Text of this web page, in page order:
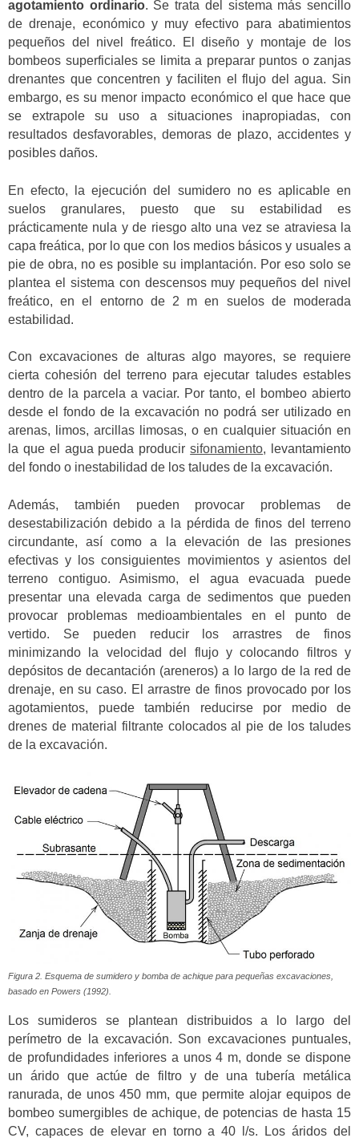
agotamiento ordinario. Se trata del sistema más sencillo
de drenaje, económico y muy efectivo para abatimientos
pequeños del nivel freático. El diseño y montaje de los
bombeos superficiales se limita a preparar puntos o zanjas
drenantes que concentren y faciliten el flujo del agua. Sin
embargo, es su menor impacto económico el que hace que
se extrapole su uso a situaciones inapropiadas, con
resultados desfavorables, demoras de plazo, accidentes y
posibles daños.
En efecto, la ejecución del sumidero no es aplicable en
suelos granulares, puesto que su estabilidad es
prácticamente nula y de riesgo alto una vez se atraviesa la
capa freática, por lo que con los medios básicos y usuales a
pie de obra, no es posible su implantación. Por eso solo se
plantea el sistema con descensos muy pequeños del nivel
freático, en el entorno de 2 m en suelos de moderada
estabilidad.
Con excavaciones de alturas algo mayores, se requiere
cierta cohesión del terreno para ejecutar taludes estables
dentro de la parcela a vaciar. Por tanto, el bombeo abierto
desde el fondo de la excavación no podrá ser utilizado en
arenas, limos, arcillas limosas, o en cualquier situación en
la que el agua pueda producirsifonamiento, levantamiento
del fondo o inestabilidad de los taludes de la excavación.
Además, también pueden provocar problemas de
desestabilización debido a la pérdida de finos del terreno
circundante, así como a la elevación de las presiones
efectivas y los consiguientes movimientos y asientos del
terreno contiguo. Asimismo, el agua evacuada puede
presentar una elevada carga de sedimentos que pueden
provocar problemas medioambientales en el punto de
vertido. Se pueden reducir los arrastres de finos
minimizando la velocidad del flujo y colocando filtros y
depósitos de decantación (areneros) a lo largo de la red de
drenaje, en su caso. El arrastre de finos provocado por los
agotamientos, puede también reducirse por medio de
drenes de material filtrante colocados al pie de los taludes
de la excavación.
Figura 2. Esquema de sumidero y bomba de achique para pequeñas excavaciones,
basado en Powers (1992).
Los sumideros se plantean distribuidos a lo largo del
perímetro de la excavación. Son excavaciones puntuales,
de profundidades inferiores a unos 4 m, donde se dispone
un árido que actúe de filtro y de una tubería metálica
ranurada, de unos 450 mm, que permite alojar equipos de
bombeo sumergibles de achique, de potencias de hasta 15
CV, capaces de elevar en torno a 40 l/s. Los áridos del